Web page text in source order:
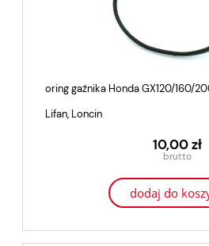
oring gaźnika Honda GX120/160/
Lifan, Loncin
10,00 zł
dodaj do